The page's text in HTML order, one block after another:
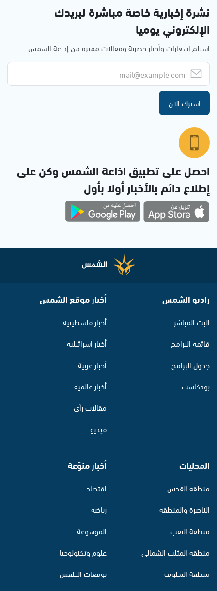
نشرة إخبارية خاصة مباشرة لبريدك
الإلكتروني يوميا
استلم اشعارات وأخبار حصرية ومقالات مميزة من إذاعة الشمس
اشترك الآن
احصل على تطبيق اذاعة الشمس وكن على
إطلاع دائم بالأخبار أولاً بأول
راديو الشمس
البث المباشر
قائمة البرامج
جدول البرامج
بودكاست
أخبار موقع الشمس
أخبار فلسطينية
أخبار اسرائيلية
أخبار عربية
أخبار عالمية
مقالات رأي
فيديو
المحليات
منطقة القدس
الناصرة والمنطقة
منطقة النقب
منطقة المثلث الشمالي
منطقة البطوف
أخبار منوّعة
اقتصاد
رياضة
الموسوعة
علوم وتكنولوجيا
توقعات الطقس